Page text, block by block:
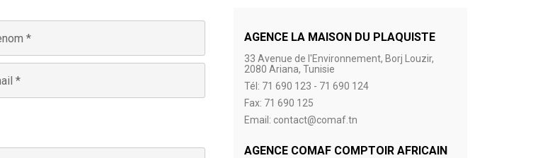
AGENCE LA MAISON DU PLAQUISTE
33 Avenue de l'Environnement, Borj Louzir,
2080 Ariana, Tunisie
Tél: 71 690 123 - 71 690 124
Fax: 71 690 125
Email: contact@comaf.tn
AGENCE COMAF COMPTOIR AFRICAIN